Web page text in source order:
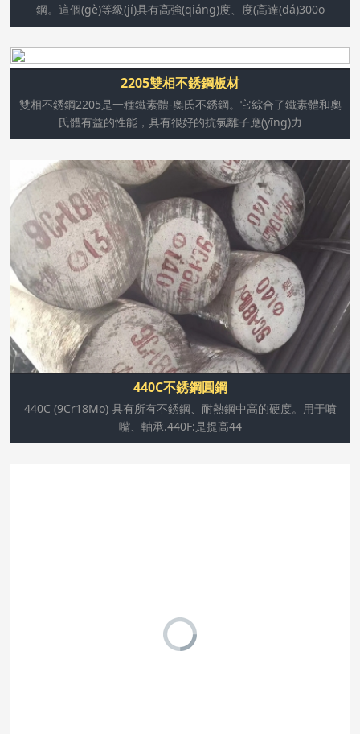
鋼。這個(gè)等級(jí)具有高強(qiáng)度、度(高達(dá)300o
雙相不銹鋼2205是一種鐵素體-奧氏不銹鋼。它綜合了鐵素
體和奧氏體有益的性能，具有很好的抗氯離子應(yīng)力腐
蝕性能及良好抗硫化物應(yīng)力腐蝕能力。同時(shí)具備
較高的機(jī)械強(qiáng)度。
2205雙相不銹鋼板材
雙相不銹鋼2205是一種鐵素體-奧氏不銹鋼。它綜合了鐵素體和奧
氏體有益的性能，具有很好的抗氯離子應(yīng)力
440C (9Cr18Mo) 具有所有不銹鋼、耐熱鋼中高的硬度。用
于噴嘴、軸承.440F:是提高440C鋼的易切性能的鋼種。用
于自動(dòng)車(chē)床. 馬氏體型不銹鋼與普通合金鋼一
樣具有通過(guò)淬火實(shí)現(xiàn)硬化的特性，因此可
通過(guò)選擇牌號(hào)及熱處理?xiàng)l件來(lái)得到較
大
440C不銹鋼圓鋼
440C (9Cr18Mo) 具有所有不銹鋼、耐熱鋼中高的硬度。用于噴
嘴、軸承.440F:是提高44
體和奧氏體有益的性能，具有很好的抗氯離子應(yīng)力腐
蝕性能及良好抗硫化物應(yīng)力腐蝕能力。同時(shí)具備